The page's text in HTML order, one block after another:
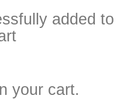
added to
your cart.